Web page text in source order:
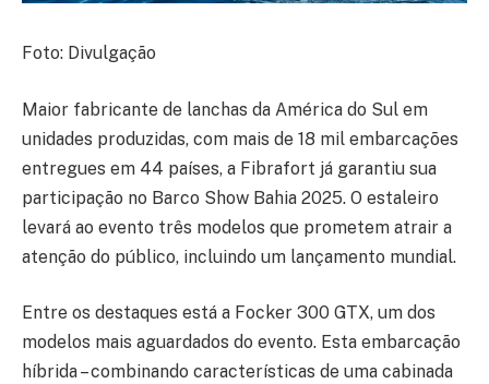
Foto: Divulgação
Maior fabricante de lanchas da América do Sul em
unidades produzidas, com mais de 18 mil embarcações
entregues em 44 países, a Fibrafort já garantiu sua
participação no Barco Show Bahia 2025. O estaleiro
levará ao evento três modelos que prometem atrair a
atenção do público, incluindo um lançamento mundial.
Entre os destaques está a Focker 300 GTX, um dos
modelos mais aguardados do evento. Esta embarcação
híbrida – combinando características de uma cabinada